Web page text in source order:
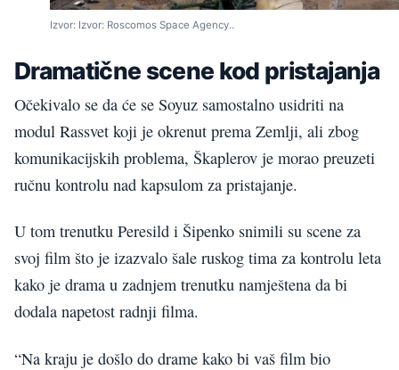
Izvor: Izvor: Roscomos Space Agency..
Dramatične scene kod pristajanja
Očekivalo se da će se Soyuz samostalno usidriti na
modul Rassvet koji je okrenut prema Zemlji, ali zbog
komunikacijskih problema, Škaplerov je morao preuzeti
ručnu kontrolu nad kapsulom za pristajanje.
U tom trenutku Peresild i Šipenko snimili su scene za
svoj film što je izazvalo šale ruskog tima za kontrolu leta
kako je drama u zadnjem trenutku namještena da bi
dodala napetost radnji filma.
“Na kraju je došlo do drame kako bi vaš film bio